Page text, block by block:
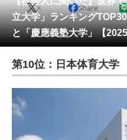
メディア
注目記事を集めた総合ページ
ITの今と未来を見通す
進化するPCとデバイスの未来
立大学」ランキング
と「慶應義塾大学」【
X Share
第10位：日本体育大学